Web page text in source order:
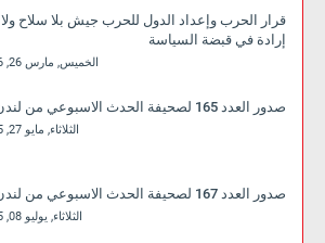
قرار الحرب وإعداد الدول للحرب جيش بلا سلاح ولا
إرادة في قبضة السياسة
الخميس, مارس 26, 2026
صدور العدد 165 لصحيفة الحدث الاسبوعي من لندن
الثلاثاء, مايو 27, 2025
صدور العدد 167 لصحيفة الحدث الاسبوعي من لندن
الثلاثاء, يوليو 08, 2025